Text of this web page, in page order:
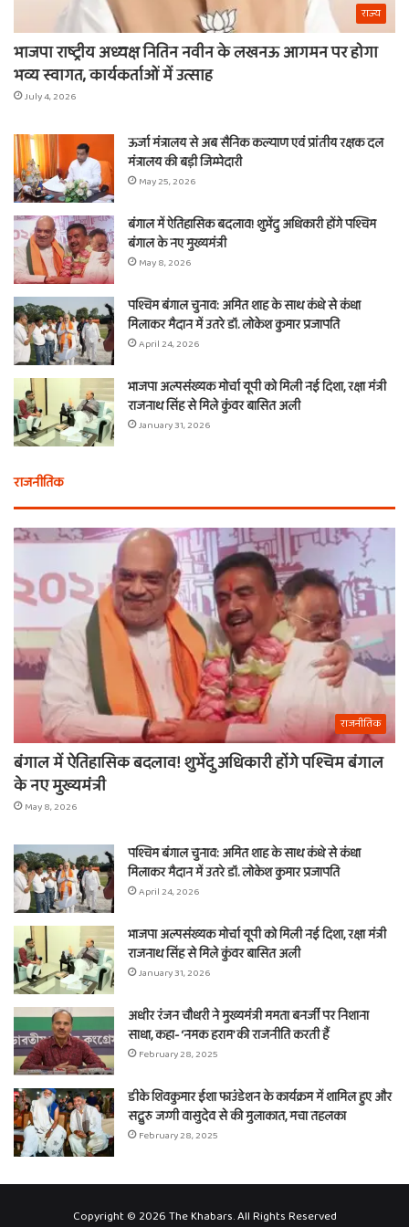
राज्य
भाजपा राष्ट्रीय अध्यक्ष नितिन नवीन के लखनऊ आगमन पर होगा
भव्य स्वागत, कार्यकर्ताओं में उत्साह
July 4, 2026
ऊर्जा मंत्रालय से अब सैनिक कल्याण एवं प्रांतीय रक्षक दल
मंत्रालय की बड़ी जिम्मेदारी
May 25, 2026
बंगाल में ऐतिहासिक बदलाव! शुभेंदु अधिकारी होंगे पश्चिम
बंगाल के नए मुख्यमंत्री
May 8, 2026
पश्चिम बंगाल चुनाव: अमित शाह के साथ कंधे से कंधा
मिलाकर मैदान में उतरे डॉ. लोकेश कुमार प्रजापति
April 24, 2026
भाजपा अल्पसंख्यक मोर्चा यूपी को मिली नई दिशा, रक्षा मंत्री
राजनाथ सिंह से मिले कुंवर बासित अली
January 31, 2026
राजनीतिक
राजनीतिक
बंगाल में ऐतिहासिक बदलाव! शुभेंदु अधिकारी होंगे पश्चिम बंगाल
के नए मुख्यमंत्री
May 8, 2026
पश्चिम बंगाल चुनाव: अमित शाह के साथ कंधे से कंधा
मिलाकर मैदान में उतरे डॉ. लोकेश कुमार प्रजापति
April 24, 2026
भाजपा अल्पसंख्यक मोर्चा यूपी को मिली नई दिशा, रक्षा मंत्री
राजनाथ सिंह से मिले कुंवर बासित अली
January 31, 2026
अधीर रंजन चौधरी ने मुख्यमंत्री ममता बनर्जी पर निशाना
साधा, कहा- ‘नमक हराम’ की राजनीति करती हैं
February 28, 2025
डीके शिवकुमार ईशा फाउंडेशन के कार्यक्रम में शामिल हुए और
सद्गुरु जग्गी वासुदेव से की मुलाकात, मचा तहलका
February 28, 2025
Copyright © 2026 The Khabars. All Rights Reserved